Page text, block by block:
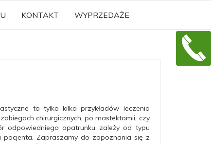
KONTAKT WYPRZEDAŻE
to tylko kilka przykładów leczenia
chirurgicznych, po mastektomii, czy
odpowiedniego opatrunku zależy od typu
pacjenta. Zapraszamy do zapoznania się z